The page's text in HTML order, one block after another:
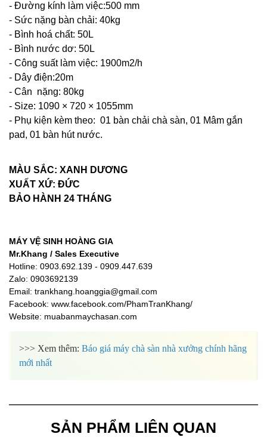
- Đường kính làm việc:500 mm
- Sức nặng bàn chải: 40kg
- Bình hoá chất: 50L
- Bình nước dơ: 50L
- Công suất làm việc: 1900m2/h
- Dây điện:20m
- Cân nặng: 80kg
- Size: 1090 × 720 × 1055mm
- Phụ kiện kèm theo: 01 bàn chải chà sàn, 01 Mâm gắn
pad, 01 bàn hút nước.
MÀU SẮC: XANH DƯƠNG
XUẤT XỨ: ĐỨC
BẢO HÀNH 24 THÁNG
MÁY VỆ SINH HOÀNG GIA
Mr.Khang / Sales Executive
Hotline: 0903.692.139 - 0909.447.639
Zalo: 0903692139
Email: trankhang.hoanggia@gmail.com
Facebook: www.facebook.com/PhamTranKhang/
Website: muabanmaychasan.com
>>> Xem thêm: Báo giá máy chà sàn nhà xưởng chính hãng
mới nhất
SẢN PHẨM LIÊN QUAN